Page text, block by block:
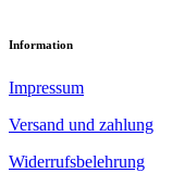
Information
Impressum
Versand und zahlung
Widerrufsbelehrung